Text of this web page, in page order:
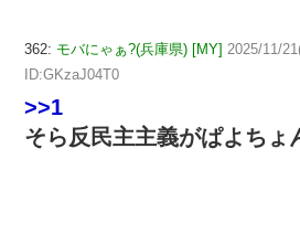
362: モバにゃぁ?(兵庫県) [MY] 2025/11/
ID:GKzaJ04T0
>>1
そら反民主主義がぱよちょ